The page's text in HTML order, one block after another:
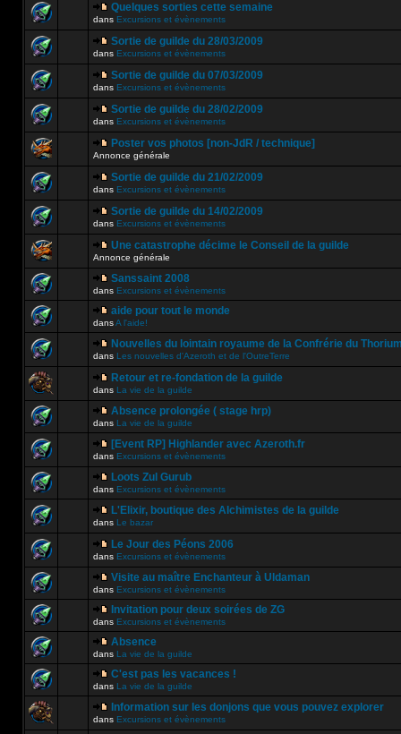
Quelques sorties cette semaine
dans Excursions et évènements
Sortie de guilde du 28/03/2009
dans Excursions et évènements
Sortie de guilde du 07/03/2009
dans Excursions et évènements
Sortie de guilde du 28/02/2009
dans Excursions et évènements
Poster vos photos [non-JdR / technique]
Annonce générale
Sortie de guilde du 21/02/2009
dans Excursions et évènements
Sortie de guilde du 14/02/2009
dans Excursions et évènements
Une catastrophe décime le Conseil de la guilde
Annonce générale
Sanssaint 2008
dans Excursions et évènements
aide pour tout le monde
dansA l'aide!
Nouvelles du lointain royaume de la Confrérie du
dans Les nouvelles d'Azeroth et de l'OutreTerre
Retour et re-fondation de la guilde
dans La vie de la guilde
Absence prolongée ( stage hrp)
dans La vie de la guilde
[Event RP] Highlander avec Azeroth.fr
dans Excursions et évènements
Loots Zul Gurub
dans Excursions et évènements
L'Elixir, boutique des Alchimistes de la guilde
dans Le bazar
Le Jour des Péons 2006
dans Excursions et évènements
Visite au maître Enchanteur à Uldaman
dans Excursions et évènements
Invitation pour deux soirées de ZG
dans Excursions et évènements
Absence
dans La vie de la guilde
C'est pas les vacances !
dans La vie de la guilde
Information sur les donjons que vous pouvez explorer
dans Excursions et évènements